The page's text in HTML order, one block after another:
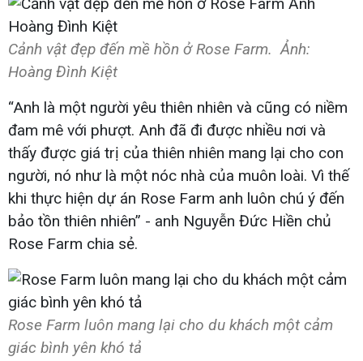
Cảnh vật đẹp đến mề hồn ở Rose Farm. Ảnh:
Hoàng Đình Kiệt
“Anh là một người yêu thiên nhiên và cũng có niềm
đam mê với phượt. Anh đã đi được nhiều nơi và
thấy được giá trị của thiên nhiên mang lại cho con
người, nó như là một nóc nhà của muôn loài. Vì thế
khi thực hiện dự án Rose Farm anh luôn chú ý đến
bảo tồn thiên nhiên” - anh Nguyễn Đức Hiền chủ
Rose Farm chia sẻ.
Rose Farm luôn mang lại cho du khách một cảm
giác bình yên khó tả